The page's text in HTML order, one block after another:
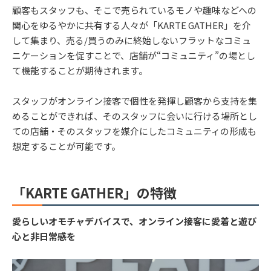
顧客もスタッフも、そこで売られているモノや趣味などへの
関心をゆるやかに共有する人々が「KARTE GATHER」を介
して集まり、売る/買うのみに終始しないフラットなコミュ
ニケーションを促すことで、店舗が“コミュニティ”の場とし
て機能することが期待されます。
スタッフがオンライン接客で個性を発揮し顧客から支持を集
めることができれば、そのスタッフに会いに行ける場所とし
ての店舗・そのスタッフを媒介にしたコミュニティの形成も
想定することが可能です。
「KARTE GATHER」の特徴
愛らしいオモチャデバイスで、オンライン接客に愛着と遊び
心と非日常感を